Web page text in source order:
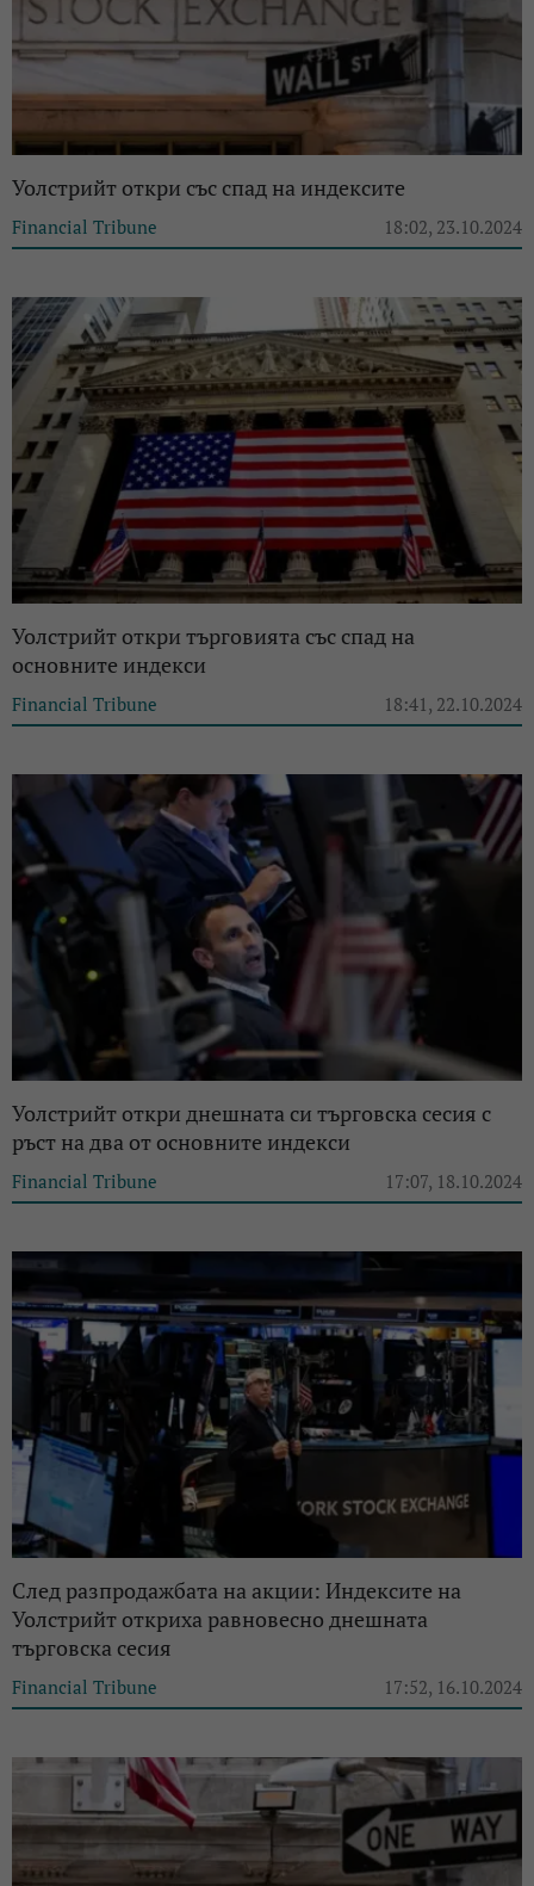
Уолстрийт откри със спад на индексите
Financial Tribune 18:02, 23.10.2024
Уолстрийт откри търговията със спад на
основните индекси
Financial Tribune 18:41, 22.10.2024
Уолстрийт откри днешната си търговска сесия с
ръст на два от основните индекси
Financial Tribune 17:07, 18.10.2024
След разпродажбата на акции: Индексите на
Уолстрийт откриха равновесно днешната
търговска сесия
Financial Tribune 17:52, 16.10.2024